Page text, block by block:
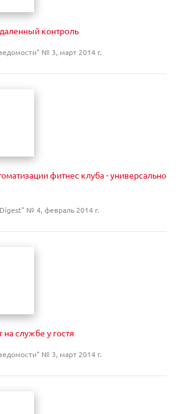
контроль
№ 3, март 2014 г.
фитнес клуба - универсально
№ 4, февраль 2014 г.
на службе у гостя
№ 3, март 2014 г.